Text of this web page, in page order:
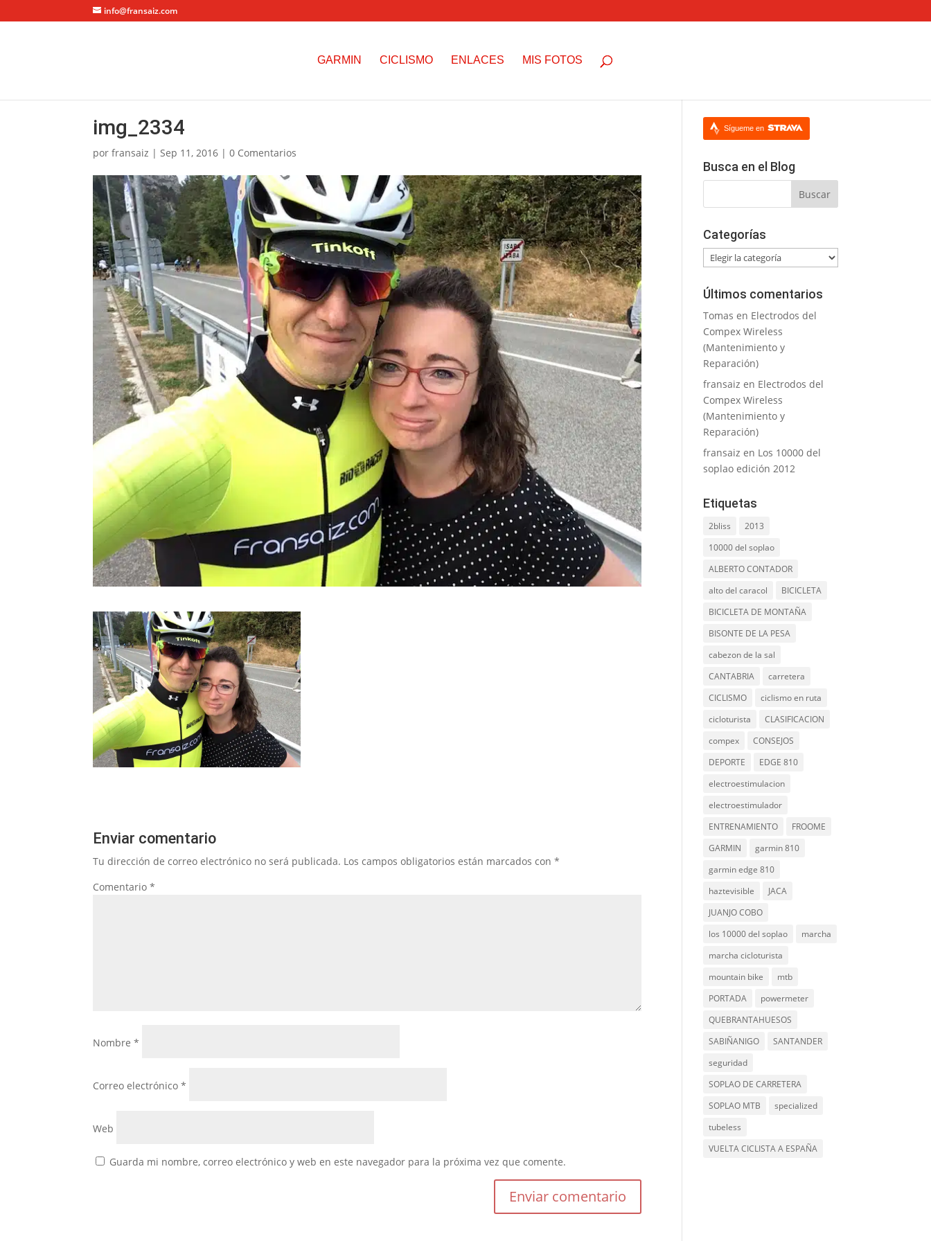
info@fransaiz.com
GARMIN CICLISMO ENLACES MIS FOTOS
img_2334
porfransaiz |Sep 11, 2016 |0 Comentarios
Enviar comentario
Tu dirección de correo electrónico no será publicada. Los campos obligatorios están marcados con*
Comentario*
Nombre*
Correo electrónico*
Web
Guarda mi nombre, correo electrónico y web en este navegador para la próxima vez que comente.
Sígueme en
Busca en el Blog
Categorías
Categorías
Últimos comentarios
Tomas en Electrodos del
Compex Wireless
(Mantenimiento y
Reparación)
fransaiz en Electrodos del
Compex Wireless
(Mantenimiento y
Reparación)
fransaiz en Los 10000 del
soplao edición 2012
Etiquetas
2bliss
2013
10000 del soplao
ALBERTO CONTADOR
alto del caracol
BICICLETA
BICICLETA DE MONTAÑA
BISONTE DE LA PESA
cabezon de la sal
CANTABRIA
carretera
CICLISMO
ciclismo en ruta
cicloturista
CLASIFICACION
compex
CONSEJOS
DEPORTE
EDGE 810
electroestimulacion
electroestimulador
ENTRENAMIENTO
FROOME
GARMIN
garmin 810
garmin edge 810
haztevisible
JACA
JUANJO COBO
los 10000 del soplao
marcha
marcha cicloturista
mountain bike
mtb
PORTADA
powermeter
QUEBRANTAHUESOS
SABIÑANIGO
SANTANDER
seguridad
SOPLAO DE CARRETERA
SOPLAO MTB
specialized
tubeless
VUELTA CICLISTA A ESPAÑA